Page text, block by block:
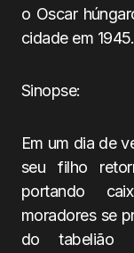
o Oscar
cidade em 1945.
Sinopse:
Em um dia de
seu filho
portando
moradores se
do tabelião